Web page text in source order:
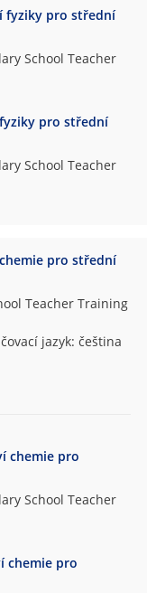
fyziky pro střední
School Teacher
pro střední
School Teacher
pro střední
Teacher Training
jazyk: čeština
chemie pro
School Teacher
chemie pro